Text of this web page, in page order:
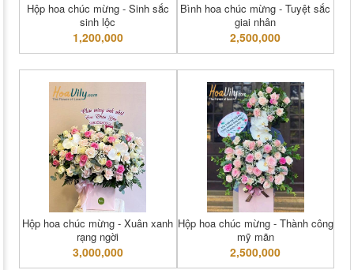
Hộp hoa chúc mừng - Sinh sắc
sinh lộc
1,200,000
Bình hoa chúc mừng - Tuyệt sắc
giai nhân
2,500,000
Hộp hoa chúc mừng - Xuân xanh
rạng ngời
3,000,000
Hộp hoa chúc mừng - Thành công
mỹ mãn
2,500,000